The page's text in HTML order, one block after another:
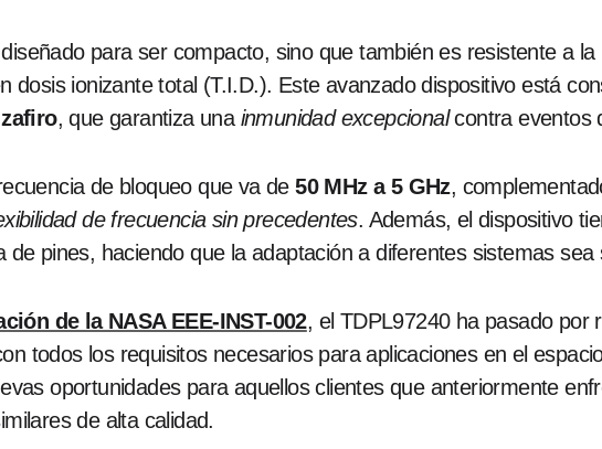
para ser compacto, sino que también es resistente a
dosis ionizante total (T.I.D.). Este avanzado dispositivo está
, que garantiza una inmunidad excepcionalcontra eventos
de bloqueo que va de50 MHz a 5 GHz,
de frecuencia sin precedentes. Además, el dispositivo
pines, haciendo que la adaptación a diferentes sistemas sea
de la NASA EEE-INST-002, el TDPL97240 ha pasado por
todos los requisitos necesarios para aplicaciones en el
oportunidades para aquellos clientes que anteriormente
de alta calidad.